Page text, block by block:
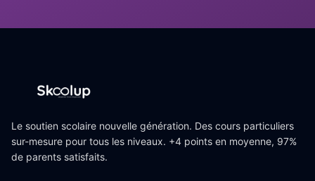
Le soutien scolaire nouvelle génération. Des cours particuliers
sur-mesure pour tous les niveaux. +4 points en moyenne, 97%
de parents satisfaits.